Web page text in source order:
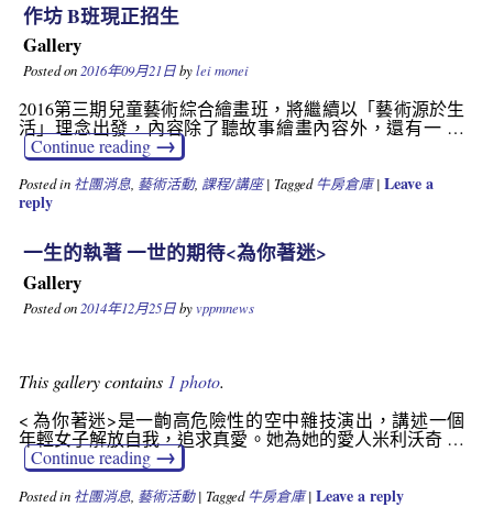
作坊 B班現正招生
Gallery
Posted on 2016年09月21日bylei monei
2016第三期兒童藝術綜合繪畫班，將繼續以「藝術源於生
活」理念出發，內容除了聽故事繪畫內容外，還有一 …
Continue reading→
Posted in 社團消息, 藝術活動, 課程/講座| Tagged 牛房倉庫| Leave a
reply
一生的執著 一世的期待<為你著迷>
Gallery
Posted on 2014年12月25日byvppmnews
This gallery contains 1 photo.
< 為你著迷>是一齣高危險性的空中雜技演出，講述一個
年輕女子解放自我，追求真愛。她為她的愛人米利沃奇 …
Continue reading→
Posted in 社團消息, 藝術活動| Tagged 牛房倉庫| Leave a reply